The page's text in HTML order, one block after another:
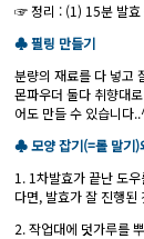
☞ 정리 : (1) 15분 발효
♣ 필링 만들기
분량의 재료를 다 넣고
몬파우더 둘다 취향대
어도 만들 수 있습니다
♣ 모양 잡기(=롤 말기)
1. 1차발효가 끝난 도
다면, 발효가 잘 진행된
2. 작업대에 덧가루를